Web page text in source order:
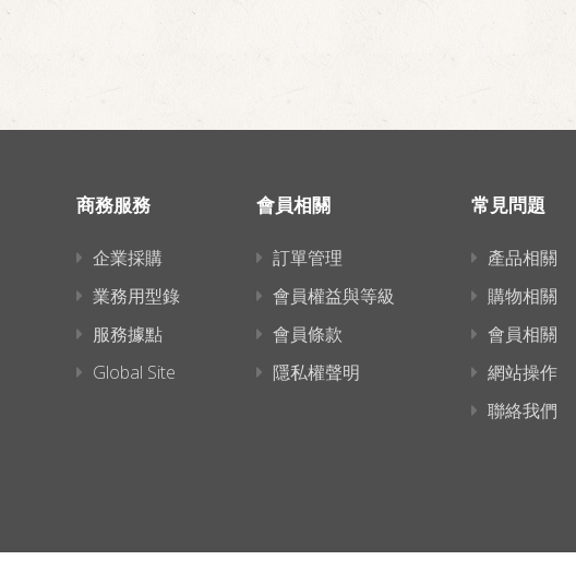
商務服務
企業採購
業務用型錄
服務據點
Global Site
會員相關
訂單管理
會員權益與等級
會員條款
隱私權聲明
常見問題
產品相關
購物相關
會員相關
網站操作
聯絡我們